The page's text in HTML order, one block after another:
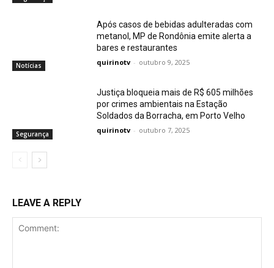
Notícias
Após casos de bebidas adulteradas com
metanol, MP de Rondônia emite alerta a
bares e restaurantes
quirinotv - outubro 9, 2025
Segurança
Justiça bloqueia mais de R$ 605 milhões
por crimes ambientais na Estação
Soldados da Borracha, em Porto Velho
quirinotv - outubro 7, 2025
LEAVE A REPLY